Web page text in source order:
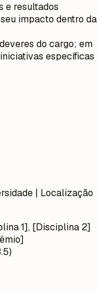
e resultados
impacto dentro da
do cargo; em
específicas
| Localização
1], [Disciplina 2]